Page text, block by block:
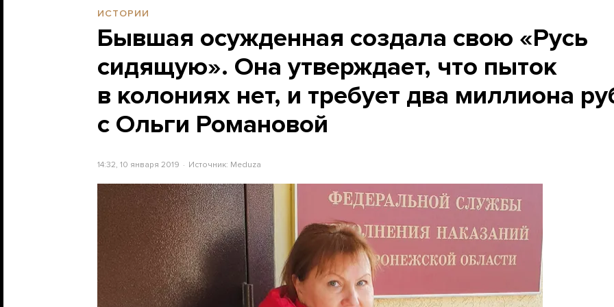
ИСТОРИИ
Бывшая осужденная создала свою «Русь
сидящую». Она утверждает, что пыток
в колониях нет, и требует два миллиона
с Ольги Романовой
14:32, 10 января 2019 Источник: Meduza